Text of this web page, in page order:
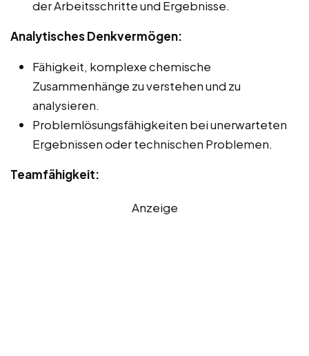
der Arbeitsschritte und Ergebnisse.
Analytisches Denkvermögen:
Fähigkeit, komplexe chemische
Zusammenhänge zu verstehen und zu
analysieren.
Problemlösungsfähigkeiten bei unerwarteten
Ergebnissen oder technischen Problemen.
Teamfähigkeit:
Anzeige